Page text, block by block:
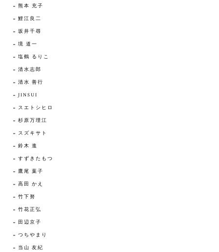
熊本 充子
鯉江良二
坂井千尋
境 道一
塩鶴 るりこ
清水志郎
清水 善行
JINSUI
スエトシヒロ
杉原万理江
スズキサト
鈴木 進
すずきたもつ
鷹尾 葉子
高田 かえ
竹下努
竹花正弘
田辺京子
つちやまり
当山 友紀